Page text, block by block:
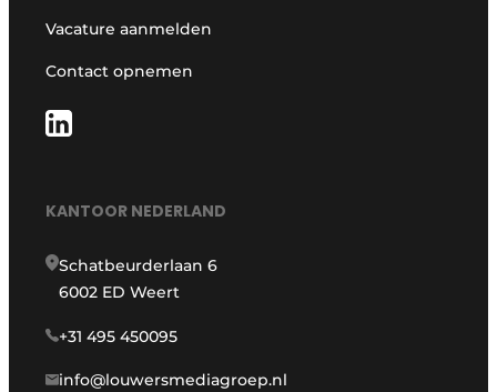
Vacature aanmelden
Contact opnemen
KANTOOR NEDERLAND
Schatbeurderlaan 6
6002 ED Weert
+31 495 450095
info@louwersmediagroep.nl